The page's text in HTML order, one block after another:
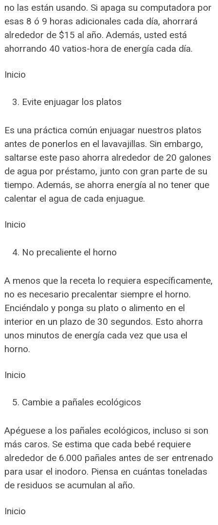
no las están usando. Si apaga su computadora por
esas 8 ó 9 horas adicionales cada día, ahorrará
alrededor de $15 al año. Además, usted está
ahorrando 40 vatios-hora de energía cada día.
Inicio
Evite enjuagar los platos
Es una práctica común enjuagar nuestros platos
antes de ponerlos en el lavavajillas. Sin embargo,
saltarse este paso ahorra alrededor de 20 galones
de agua por préstamo, junto con gran parte de su
tiempo. Además, se ahorra energía al no tener que
calentar el agua de cada enjuague.
Inicio
No precaliente el horno
A menos que la receta lo requiera específicamente,
no es necesario precalentar siempre el horno.
Enciéndalo y ponga su plato o alimento en el
interior en un plazo de 30 segundos. Esto ahorra
unos minutos de energía cada vez que usa el
horno.
Inicio
Cambie a pañales ecológicos
Apéguese a los pañales ecológicos, incluso si son
más caros. Se estima que cada bebé requiere
alrededor de 6.000 pañales antes de ser entrenado
para usar el inodoro. Piensa en cuántas toneladas
de residuos se acumulan al año.
Inicio